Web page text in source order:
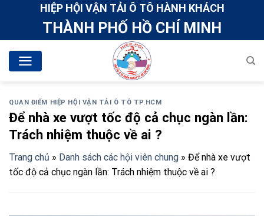
HIỆP HỘI VẬN TẢI Ô TÔ HÀNH KHÁCH
THÀNH PHỐ HỒ CHÍ MINH
QUAN ĐIỂM HIỆP HỘI VẬN TẢI Ô TÔ TP.HCM
Để nhà xe vượt tốc độ cả chục ngàn lần:
Trách nhiệm thuộc về ai ?
Trang chủ » Danh sách các hội viên chung » Để nhà xe vượt
tốc độ cả chục ngàn lần: Trách nhiệm thuộc về ai ?